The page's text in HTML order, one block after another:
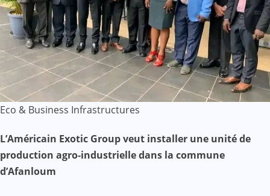
Eco & Business Infrastructures
L’Américain Exotic Group veut installer une unité de
production agro-industrielle dans la commune
d’Afanloum